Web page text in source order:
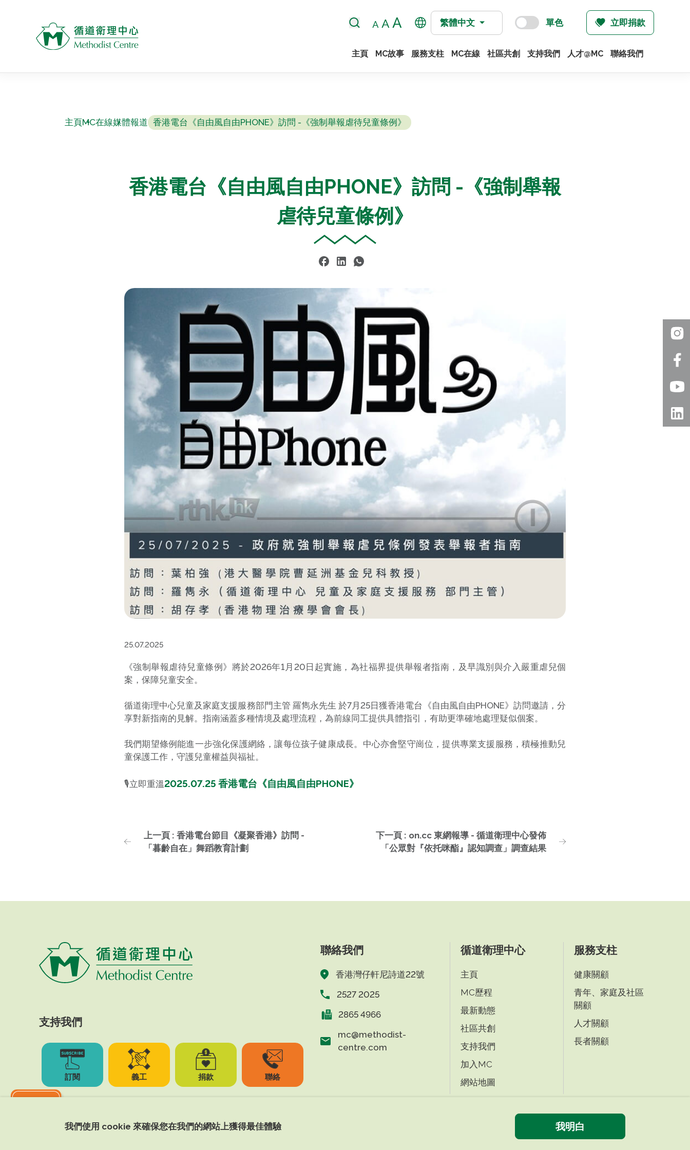
繁體中文 單色 立即捐款
主頁 MC故事 服務支柱 MC在線 社區共創 支持我們 人才@MC 聯絡我們
主頁MC在線媒體報道 香港電台《自由風自由PHONE》訪問 -《強制舉報虐待兒童條例》
香港電台《自由風自由PHONE》訪問 -《強制舉報
虐待兒童條例》
25.07.2025
《強制舉報虐待兒童條例》將於2026年1月20日起實施，為社福界提供舉報者指南，及早識別與介入嚴重虐兒個
案，保障兒童安全。
循道衛理中心兒童及家庭支援服務部門主管 羅雋永先生 於7月25日獲香港電台《自由風自由PHONE》訪問邀請，分
享對新指南的見解。指南涵蓋多種情境及處理流程，為前線同工提供具體指引，有助更準確地處理疑似個案。
我們期望條例能進一步強化保護網絡，讓每位孩子健康成長。中心亦會堅守崗位，提供專業支援服務，積極推動兒
童保護工作，守護兒童權益與福祉。
🎙立即重溫2025.07.25 香港電台《自由風自由PHONE》
上一頁 : 香港電台節目《凝聚香港》訪問 -
「暮齡自在」舞蹈教育計劃
下一頁 : on.cc 東網報導 - 循道衛理中心發佈
「公眾對『依托咪酯』認知調查」調查結果
支持我們
訂閱 義工 捐款 聯絡
聯絡我們
香港灣仔軒尼詩道22號
2527 2025
2865 4966
mc@methodist-
centre.com
循道衛理中心
主頁
MC歷程
最新動態
社區共創
支持我們
加入MC
網站地圖
服務支柱
健康關顧
青年、家庭及社區
關顧
人才關顧
長者關顧
免責條款 無障礙網頁
我們使用 cookie 來確保您在我們的網站上獲得最佳體驗 我明白